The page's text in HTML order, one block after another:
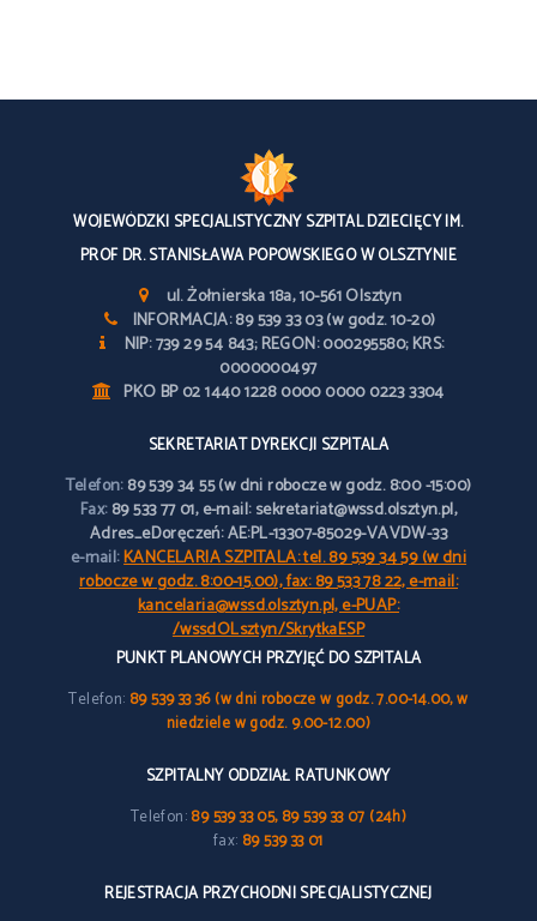
WOJEWÓDZKI SPECJALISTYCZNY SZPITAL DZIECIĘCY IM.
PROF DR. STANISŁAWA POPOWSKIEGO W OLSZTYNIE
ul. Żołnierska 18a, 10-561 Olsztyn
INFORMACJA: 89 539 33 03 (w godz. 10-20)
NIP: 739 29 54 843; REGON: 000295580; KRS:
0000000497
PKO BP 02 1440 1228 0000 0000 0223 3304
SEKRETARIAT DYREKCJI SZPITALA
Telefon:89 539 34 55 (w dni robocze w godz. 8:00 -15:00)
Fax:89 533 77 01, e-mail: sekretariat@wssd.olsztyn.pl,
Adres_eDoręczeń: AE:PL-13307-85029-VAVDW-33
e-mail:KANCELARIA SZPITALA: tel. 89 539 34 59 (w dni
robocze w godz. 8:00-15.00), fax: 89 533 78 22, e-mail:
kancelaria@wssd.olsztyn.pl, e-PUAP:
/wssdOLsztyn/SkrytkaESP
PUNKT PLANOWYCH PRZYJĘĆ DO SZPITALA
Telefon: 89 539 33 36 (w dni robocze w godz. 7.00-14.00, w
niedziele w godz. 9.00-12.00)
SZPITALNY ODDZIAŁ RATUNKOWY
Telefon:89 539 33 05, 89 539 33 07 (24h)
fax: 89 539 33 01
REJESTRACJA PRZYCHODNI SPECJALISTYCZNEJ